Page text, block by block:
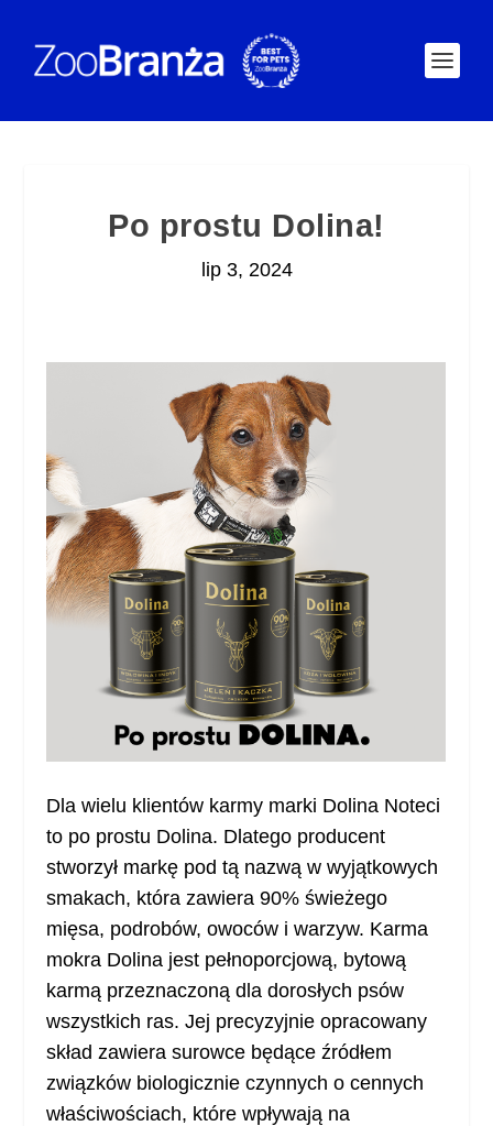
Po prostu Dolina!
lip 3, 2024
Dla wielu klientów karmy marki Dolina Noteci
to po prostu Dolina. Dlatego producent
stworzył markę pod tą nazwą w wyjątkowych
smakach, która zawiera 90% świeżego
mięsa, podrobów, owoców i warzyw. Karma
mokra Dolina jest pełnoporcjową, bytową
karmą przeznaczoną dla dorosłych psów
wszystkich ras. Jej precyzyjnie opracowany
skład zawiera surowce będące źródłem
związków biologicznie czynnych o cennych
właściwościach, które wpływają na